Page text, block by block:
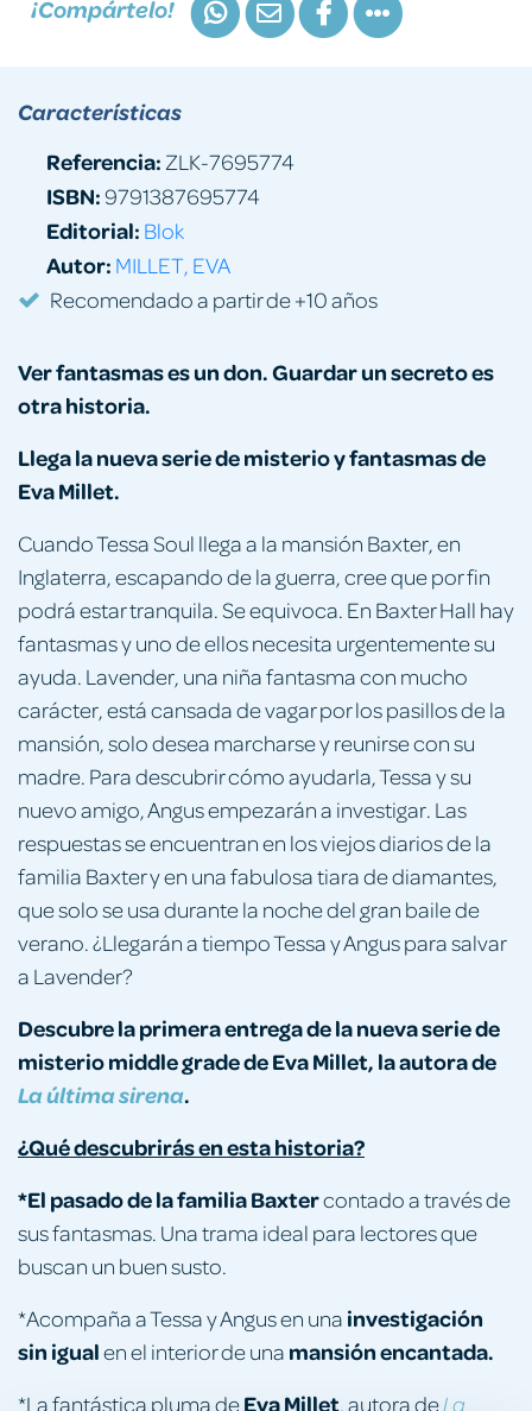
¡Compártelo!
Ver fantasmas es un don. Guardar un secreto es
otra historia.
Llega la nueva serie de misterio y fantasmas de
Eva Millet.
Cuando Tessa Soul llega a la mansión Baxter, en
Inglaterra, escapando de la guerra, cree que por fin
podrá estar tranquila. Se equivoca. En Baxter Hall hay
fantasmas y uno de ellos necesita urgentemente su
ayuda. Lavender, una niña fantasma con mucho
carácter, está cansada de vagar por los pasillos de la
mansión, solo desea marcharse y reunirse con su
madre. Para descubrir cómo ayudarla, Tessa y su
nuevo amigo, Angus empezarán a investigar. Las
respuestas se encuentran en los viejos diarios de la
familia Baxter y en una fabulosa tiara de diamantes,
que solo se usa durante la noche del gran baile de
verano. ¿Llegarán a tiempo Tessa y Angus para salvar
a Lavender?
Descubre la primera entrega de la nueva serie de
misterio middle grade de Eva Millet, la autora de
La última sirena.
¿Qué descubrirás en esta historia?
*El pasado de la familia Baxtercontado a través de
sus fantasmas. Una trama ideal para lectores que
buscan un buen susto.
*Acompaña a Tessa y Angus en una investigación
sin igualen el interior de una mansión encantada.
*La fantástica pluma deEva Millet, autora deLa
Características
Referencia: ZLK-7695774
ISBN:9791387695774
Editorial: Blok
Autor: MILLET, EVA
Recomendado a partir de +10 años